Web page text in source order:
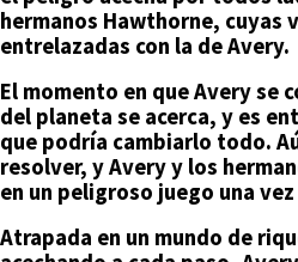
hermanos Hawthorne, cuyas
entrelazadas con la de Avery.
El momento en que Avery se
del planeta se acerca, y es
que podría cambiarlo todo.
resolver, y Avery y los
en un peligroso juego una vez
Atrapada en un mundo de